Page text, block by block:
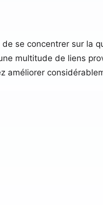
se concentrer sur la
multitude de liens
améliorer